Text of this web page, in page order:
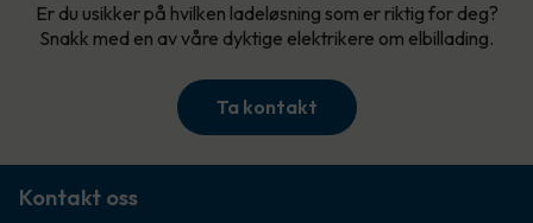
Er du usikker på hvilken ladeløsning som er riktig for deg?
Snakk med en av våre dyktige elektrikere om elbillading.
Ta kontakt
Kontakt oss